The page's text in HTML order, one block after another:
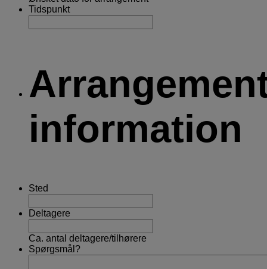
Tidspunkt
information
Sted
Deltagere
Ca. antal deltagere/tilhørere
Spørgsmål?